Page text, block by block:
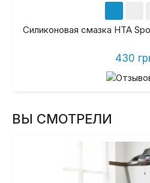
Силиконовая смазка HTA
430
ВЫ СМОТРЕЛИ